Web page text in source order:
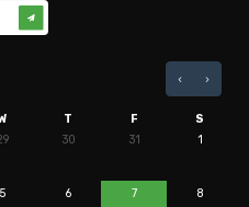
T F
S
30 31 1
5 6 7 8